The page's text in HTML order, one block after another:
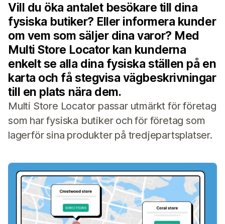
Vill du öka antalet besökare till dina
fysiska butiker? Eller informera kunder
om vem som säljer dina varor? Med
Multi Store Locator kan kunderna
enkelt se alla dina fysiska ställen på en
karta och få stegvisa vägbeskrivningar
till en plats nära dem.
Multi Store Locator passar utmärkt för företag
som har fysiska butiker och för företag som
lagerför sina produkter på tredjepartsplatser.